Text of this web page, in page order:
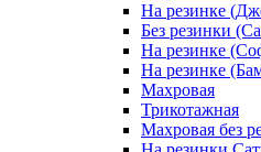
На резинке
Без резинки
На резинке
На резинке
Махровая
Трикотажная
Махровая без